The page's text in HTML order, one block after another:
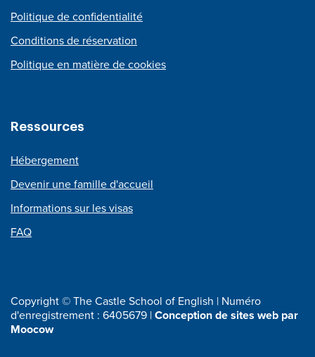
Politique de confidentialité
Conditions de réservation
Politique en matière de cookies
Ressources
Hébergement
Devenir une famille d'accueil
Informations sur les visas
FAQ
Copyright © The Castle School of English | Numéro
d'enregistrement : 6405679 |Conception de sites web par
Moocow